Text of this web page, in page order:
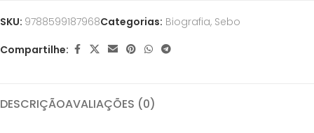
SKU: 9788599187968Categorias: Biografia, Sebo
Compartilhe:
DESCRIÇÃOAVALIAÇÕES (0)